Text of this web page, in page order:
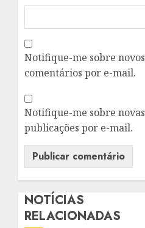
Notifique-me sobre novos
comentários por e-mail.
Notifique-me sobre novas
publicações por e-mail.
NOTÍCIAS
RELACIONADAS